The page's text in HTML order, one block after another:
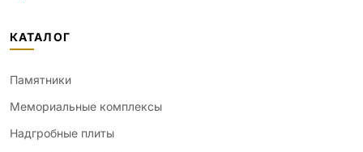
КАТАЛОГ
Памятники
Мемориальные комплексы
Надгробные плиты